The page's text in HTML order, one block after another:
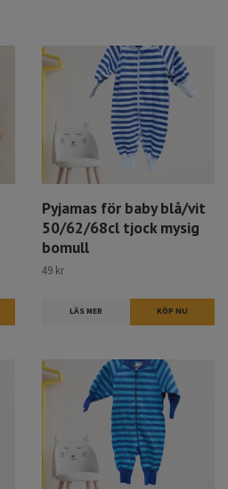
Pyjamas för baby blå/vit
50/62/68cl tjock mysig
bomull
49 kr
LÄS MER